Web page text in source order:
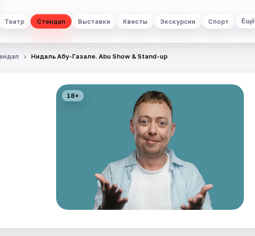
Театр Стендап Выставки Квесты Экскурсии Спорт Ещё
Нидаль Абу-Газале. Abu Show & Stand-up
18+